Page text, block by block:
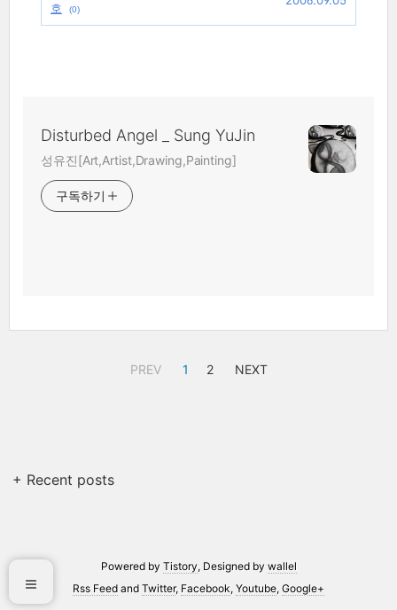
호
(0)
Disturbed Angel _ Sung YuJin
성유진[Art,Artist,Drawing,Painting]
구독하기
PREV 1 2 NEXT
+ Recent posts
Powered by Tistory, Designed by wallel
Rss Feed and Twitter, Facebook, Youtube, Google+